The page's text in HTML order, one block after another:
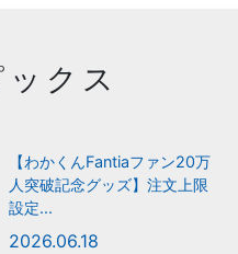
クス
【わかくんFantiaファン20万
人突破記念グッズ】注文上限
設定...
2026.06.18